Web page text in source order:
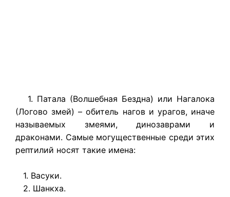
1. Патала (Волшебная Бездна) или Нагалока
(Логово змей) – обитель нагов и урагов, иначе
называемых змеями, динозаврами и
драконами. Самые могущественные среди этих
рептилий носят такие имена:
1. Васуки.
2. Шанкха.